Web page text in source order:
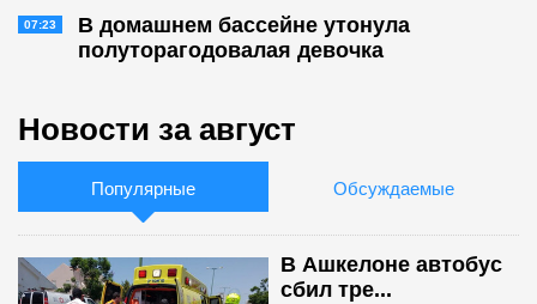
07:23
В домашнем бассейне утонула
полуторагодовалая девочка
Новости за август
Популярные Обсуждаемые
В Ашкелоне автобус
сбил тре...